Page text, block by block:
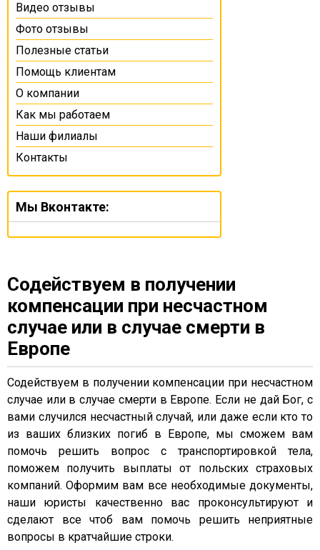
Видео отзывы
Фото отзывы
Полезные статьи
Помощь клиентам
О компании
Как мы работаем
Наши филиалы
Контакты
Мы Вконтакте:
Содействуем в получении
компенсации при несчастном
случае или в случае смерти в
Европе
Содействуем в получении компенсации при несчастном
случае или в случае смерти в Европе. Если не дай Бог, с
вами случился несчастный случай, или даже если кто то
из ваших близких погиб в Европе, мы сможем вам
помочь решить вопрос с транспортировкой тела,
поможем получить выплаты от польских страховых
компаний. Оформим вам все необходимые документы,
наши юристы качественно вас проконсультируют и
сделают все чтоб вам помочь решить неприятные
вопросы в кратчайшие строки.